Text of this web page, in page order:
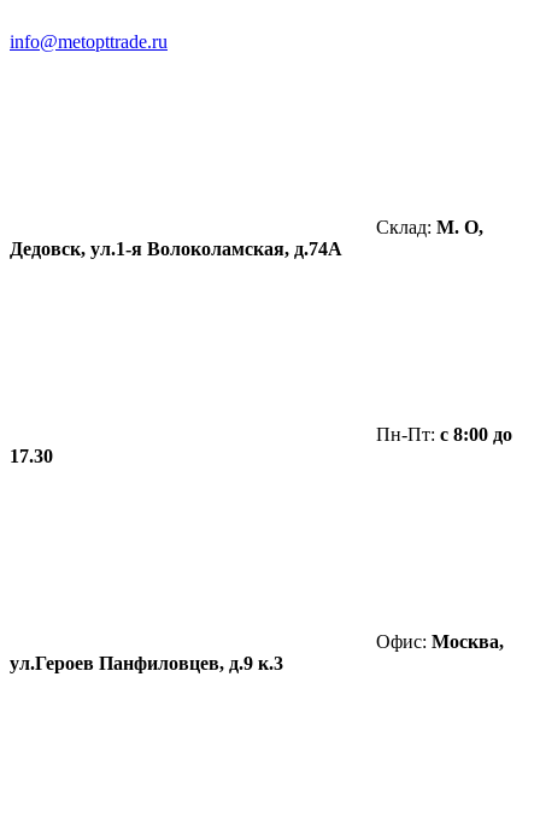
info@metopttrade.ru
Склад: М. О,
Дедовск, ул.1-я Волоколамская, д.74А
Пн-Пт: с 8:00 до
17.30
Офис: Москва,
ул.Героев Панфиловцев, д.9 к.3